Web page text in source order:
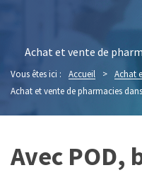
Achat et vente de
Vous êtes ici : Accueil > Achat
Achat et vente de pharmacies
Avec POD,